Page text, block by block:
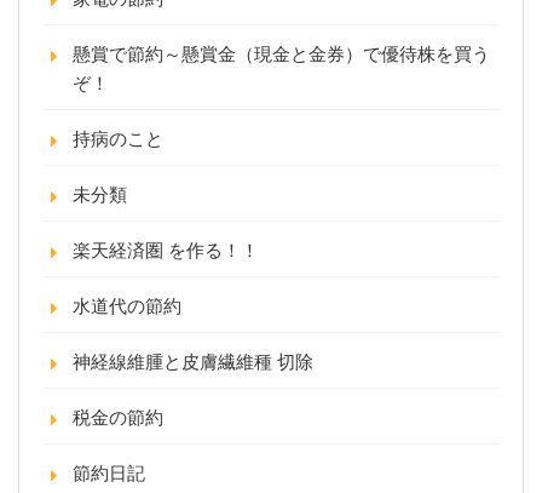
懸賞で節約～懸賞金（現金と金券）で優待株を買う
ぞ！
持病のこと
未分類
楽天経済圏 を作る！！
水道代の節約
神経線維腫と皮膚繊維種 切除
税金の節約
節約日記